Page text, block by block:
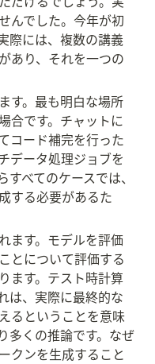
んでした。今年が初
際には、複数の講義
あり、それを一つの
す。最も明白な場所
合です。チャットに
コード補完を行った
データ処理ジョブを
べてのケースでは、
する必要があるた
ます。モデルを評価
とについて評価する
ます。テスト時計算
は、実際に最終的な
るということを意味
多くの推論です。なぜ
クンを生成すること